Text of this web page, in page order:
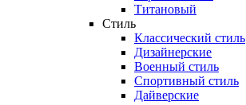
Титановый
Стиль
Классический стиль
Дизайнерские
Военный стиль
Спортивный стиль
Дайверские